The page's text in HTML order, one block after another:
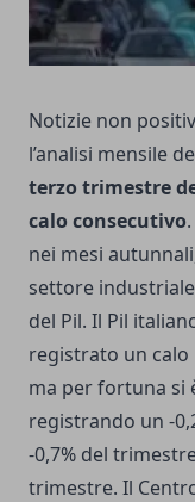
Notizie non
l’analisi mensile
terzo trimestre
calo consecutivo
nei mesi
settore
del Pil. Il Pil
registrato un calo
ma per fortuna si
registrando un -
-0,7% del
trimestre. Il